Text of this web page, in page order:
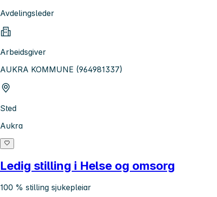
Avdelingsleder
Arbeidsgiver
AUKRA KOMMUNE (964981337)
Sted
Aukra
Ledig stilling i Helse og omsorg
100 % stilling sjukepleiar